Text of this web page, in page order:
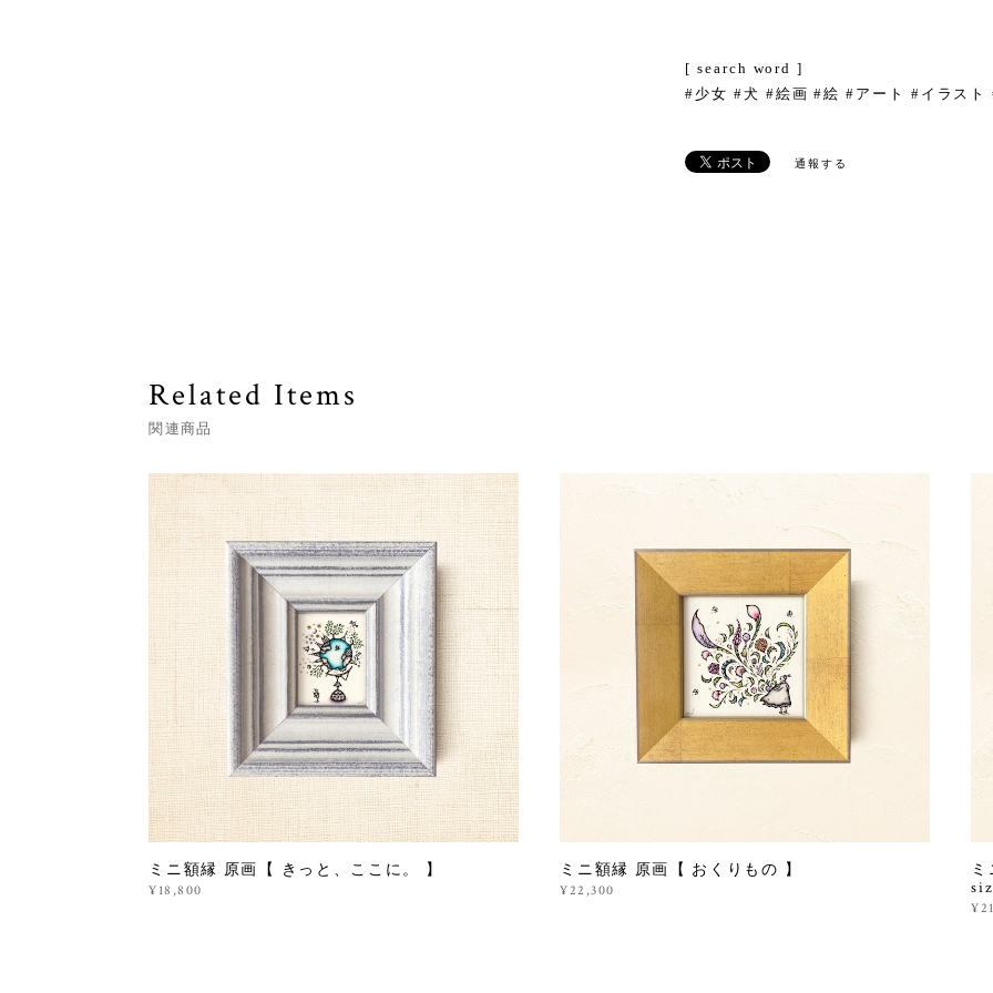
[ search word ]
#少女 #犬 #絵画 #絵 #アート #イラスト
通報する
Related Items
関連商品
ミニ額縁 原画【 きっと、ここに。 】
¥18,800
ミニ額縁 原画【 おくりもの 】
¥22,300